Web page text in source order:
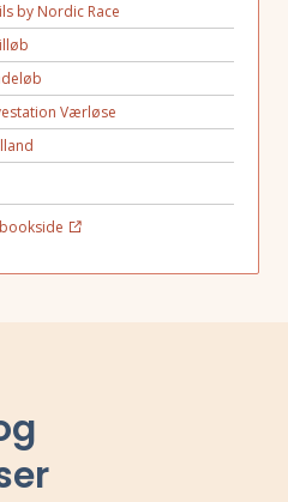
by Nordic Race
Værløse